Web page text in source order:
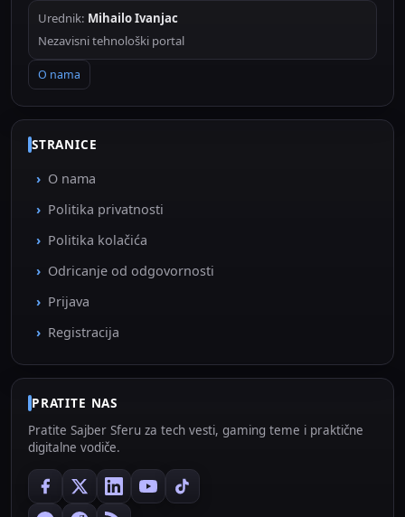
Urednik: Mihailo Ivanjac
Nezavisni tehnološki portal
O nama
STRANICE
O nama
Politika privatnosti
Politika kolačića
Odricanje od odgovornosti
Prijava
Registracija
PRATITE NAS
Pratite Sajber Sferu za tech vesti, gaming teme i praktične
digitalne vodiče.